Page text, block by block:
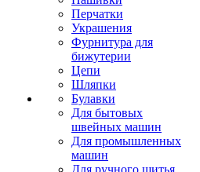
Перчатки
Украшения
Фурнитура для
бижутерии
Цепи
Шляпки
Булавки
Для бытовых
швейных машин
Для промышленных
машин
Для ручного шитья